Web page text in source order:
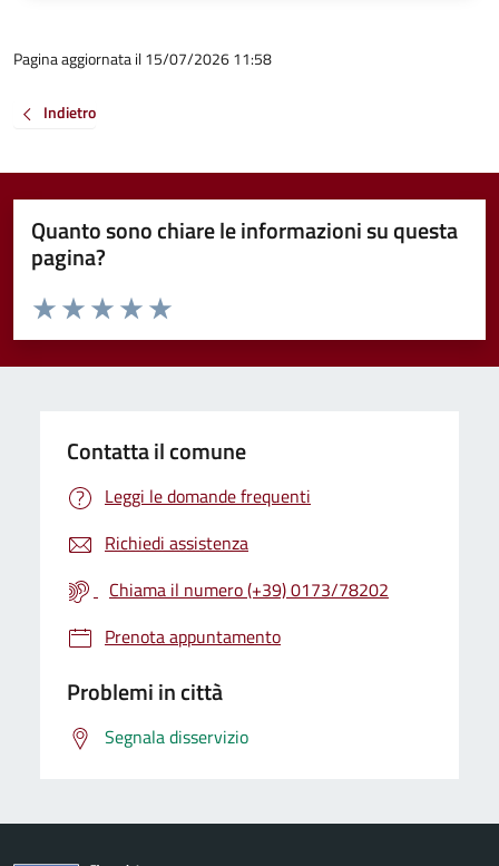
Pagina aggiornata il 15/07/2026 11:58
Indietro
Quanto sono chiare le informazioni su questa
pagina?
Valuta da 1 a 5 stelle la pagina
Valuta 5 stelle su 5
Valuta 4 stelle su 5
Valuta 3 stelle su 5
Valuta 2 stelle su 5
Valuta 1 stelle su 5
Contatta il comune
Leggi le domande frequenti
Richiedi assistenza
Chiama il numero (+39) 0173/78202
Prenota appuntamento
Problemi in città
Segnala disservizio